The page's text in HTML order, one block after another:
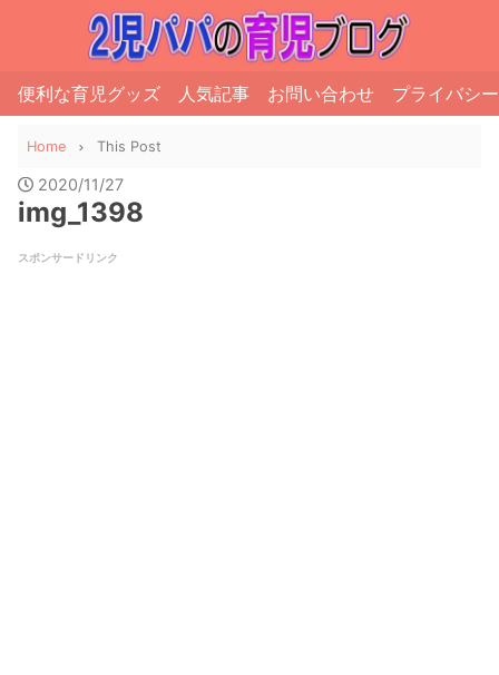
便利な育児グッズ 人気記事 お問い合わせ プライバシ
Home This Post
2020/11/27
img_1398
スポンサードリンク